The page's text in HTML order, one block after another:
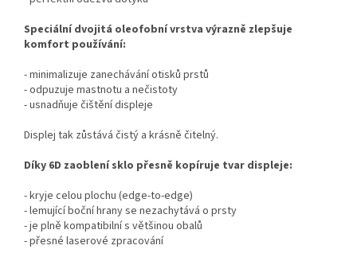
Speciální dvojitá oleofobní vrstva výrazně zlepšuje
komfort používání:
- minimalizuje zanechávání otisků prstů
- odpuzuje mastnotu a nečistoty
- usnadňuje čištění displeje
Displej tak zůstává čistý a krásně čitelný.
Díky 6D zaoblení sklo přesně kopíruje tvar displeje:
- kryje celou plochu (edge-to-edge)
- lemující boční hrany se nezachytává o prsty
- je plně kompatibilní s většinou obalů
- přesné laserové zpracování